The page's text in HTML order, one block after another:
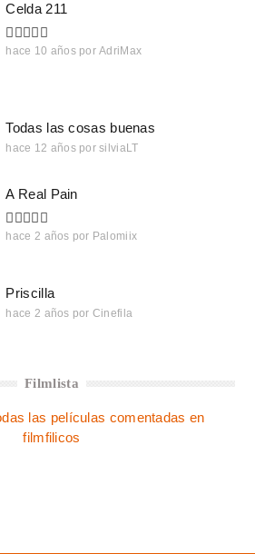
Celda 211
hace 10 años por AdriMax
Todas las cosas buenas
hace 12 años por silviaLT
A Real Pain
hace 2 años por Palomiix
Priscilla
hace 2 años por Cinefila
Filmlista